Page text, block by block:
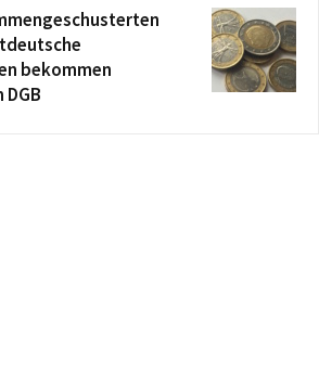
bekommen